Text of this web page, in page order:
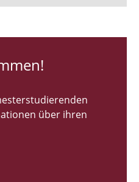
über ihren